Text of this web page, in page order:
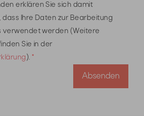
erklären Sie sich damit
Ihre Daten zur Bearbeitung
verwendet werden (Weitere
Sie in der
).
Absenden